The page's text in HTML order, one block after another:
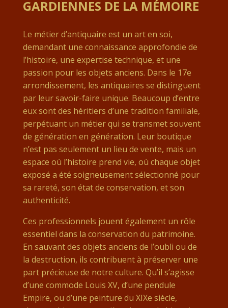
GARDIENNES DE LA MÉMOIRE
Le métier d’antiquaire est un art en soi,
demandant une connaissance approfondie de
l’histoire, une expertise technique, et une
passion pour les objets anciens. Dans le 17e
arrondissement, les antiquaires se distinguent
par leur savoir-faire unique. Beaucoup d’entre
eux sont des héritiers d’une tradition familiale,
perpétuant un métier qui se transmet souvent
de génération en génération. Leur boutique
n’est pas seulement un lieu de vente, mais un
espace où l’histoire prend vie, où chaque objet
exposé a été soigneusement sélectionné pour
sa rareté, son état de conservation, et son
authenticité.
Ces professionnels jouent également un rôle
essentiel dans la conservation du patrimoine.
En sauvant des objets anciens de l’oubli ou de
la destruction, ils contribuent à préserver une
part précieuse de notre culture. Qu’il s’agisse
d’une commode Louis XV, d’une pendule
Empire, ou d’une peinture du XIXe siècle,